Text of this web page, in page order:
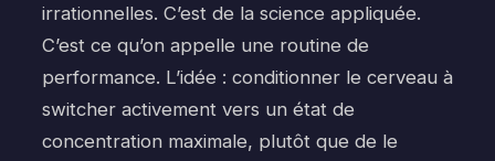
irrationnelles. C’est de la science appliquée.
C’est ce qu’on appelle une routine de
performance. L’idée : conditionner le cerveau à
switcher activement vers un état de
concentration maximale, plutôt que de le